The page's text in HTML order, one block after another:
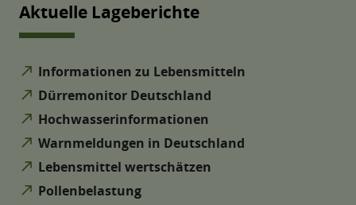
Aktuelle Lageberichte
north_east Informationen zu Lebensmitteln
north_east Dürremonitor Deutschland
north_east Hochwasserinformationen
north_east Warnmeldungen in Deutschland
north_east Lebensmittel wertschätzen
north_east Pollenbelastung